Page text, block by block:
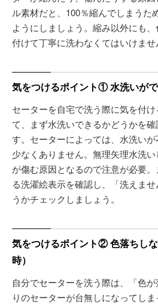
ル素材だと、100％縮んでしまうた
ようにしましょう。縮み以外にも
付けて丁寧に洗わなくてはいけませ
気をつけるポイント① 水洗いが
セーターを自宅で洗う際に気を付
て、まず水洗いできるかどうかを
す。セーターによっては、水洗い
少なくありません。無理矢理水洗
が傷む原因となるので注意が必要
る洗濯絵表示を確認し、「洗えま
うかチェックしましょう。
気をつけるポイント② 色落ちし
時）
自分でセーターを洗う際は、「色
りのセーターが台無しになってし